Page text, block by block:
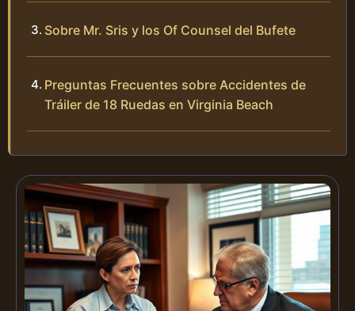
Sobre Mr. Sris y los Of Counsel del Bufete
Preguntas Frecuentes sobre Accidentes de
Tráiler de 18 Ruedas en Virginia Beach